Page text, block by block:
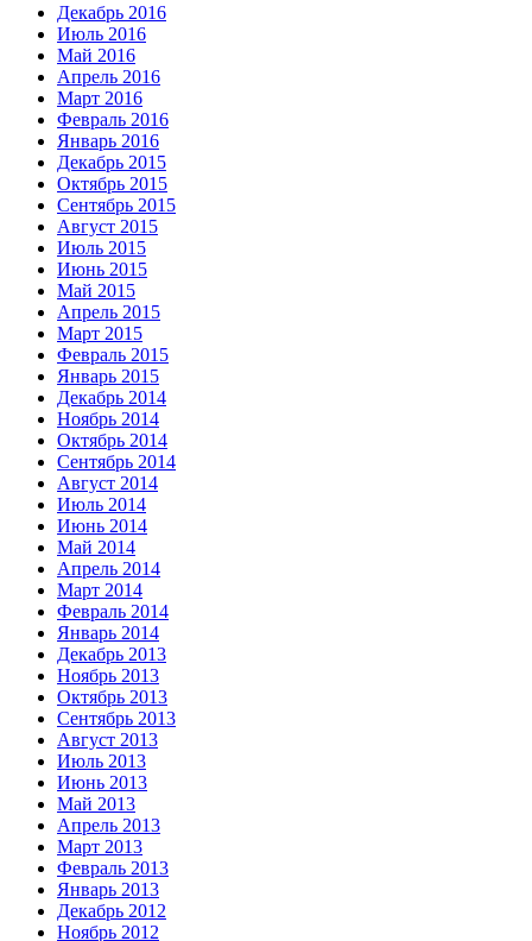
Декабрь 2016
Июль 2016
Май 2016
Апрель 2016
Март 2016
Февраль 2016
Январь 2016
Декабрь 2015
Октябрь 2015
Сентябрь 2015
Август 2015
Июль 2015
Июнь 2015
Май 2015
Апрель 2015
Март 2015
Февраль 2015
Январь 2015
Декабрь 2014
Ноябрь 2014
Октябрь 2014
Сентябрь 2014
Август 2014
Июль 2014
Июнь 2014
Май 2014
Апрель 2014
Март 2014
Февраль 2014
Январь 2014
Декабрь 2013
Ноябрь 2013
Октябрь 2013
Сентябрь 2013
Август 2013
Июль 2013
Июнь 2013
Май 2013
Апрель 2013
Март 2013
Февраль 2013
Январь 2013
Декабрь 2012
Ноябрь 2012